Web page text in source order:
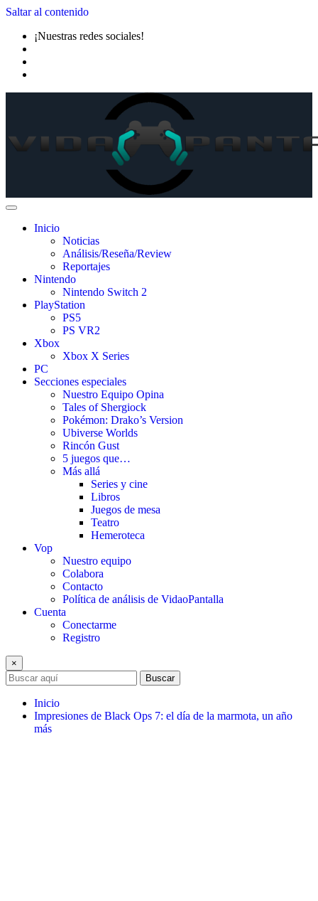
Saltar al contenido
¡Nuestras redes sociales!
Inicio
Noticias
Análisis/Reseña/Review
Reportajes
Nintendo
Nintendo Switch 2
PlayStation
PS5
PS VR2
Xbox
Xbox X Series
PC
Secciones especiales
Nuestro Equipo Opina
Tales of Shergiock
Pokémon: Drako’s Version
Ubiverse Worlds
Rincón Gust
5 juegos que…
Más allá
Series y cine
Libros
Juegos de mesa
Teatro
Hemeroteca
Vop
Nuestro equipo
Colabora
Contacto
Política de análisis de VidaoPantalla
Cuenta
Conectarme
Registro
×
Buscar
Inicio
Impresiones de Black Ops 7: el día de la marmota, un año
más